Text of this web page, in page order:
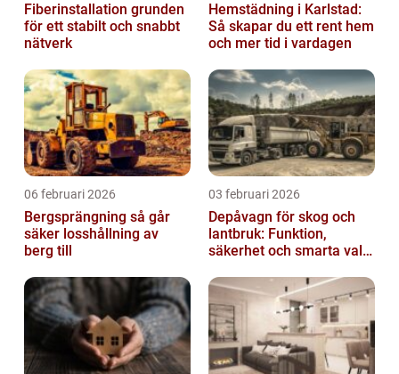
Fiberinstallation grunden
för ett stabilt och snabbt
nätverk
Hemstädning i Karlstad:
Så skapar du ett rent hem
och mer tid i vardagen
06 februari 2026
Bergsprängning så går
säker losshållning av
berg till
03 februari 2026
Depåvagn för skog och
lantbruk: Funktion,
säkerhet och smarta val